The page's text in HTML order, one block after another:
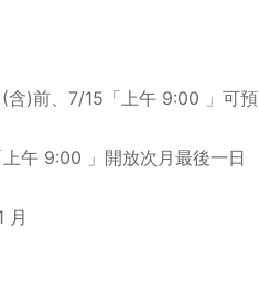
)前、7/15「上午 9:00 」可預
午 9:00 」開放次月最後一日
月